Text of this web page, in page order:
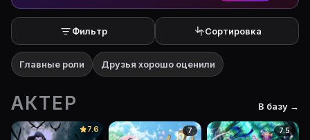
Фильтр Сортировка
Главные роли Друзья хорошо оценили
АКТЕР В базу →
7.6 7 7.5